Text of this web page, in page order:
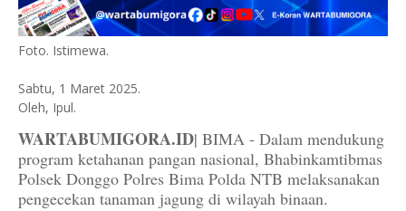
Foto. Istimewa.
Sabtu, 1 Maret 2025.
Oleh, Ipul.
WARTABUMIGORA.ID| BIMA - Dalam mendukung
program ketahanan pangan nasional, Bhabinkamtibmas
Polsek Donggo Polres Bima Polda NTB melaksanakan
pengecekan tanaman jagung di wilayah binaan.